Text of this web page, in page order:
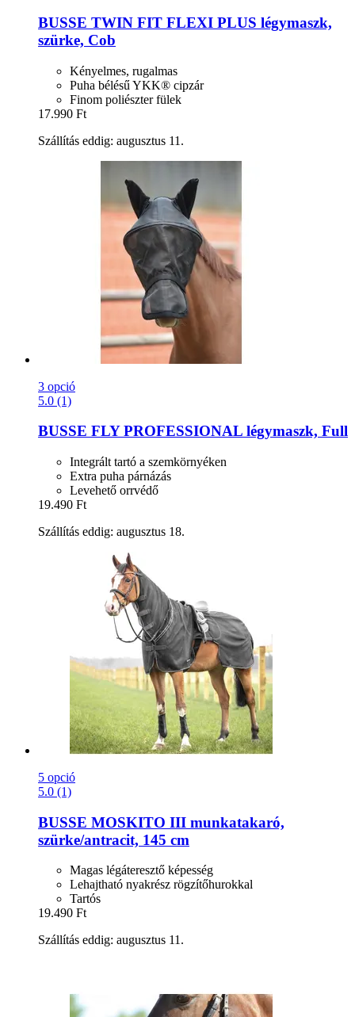
BUSSE TWIN FIT FLEXI PLUS légymaszk,
szürke, Cob
Kényelmes, rugalmas
Puha bélésű YKK® cipzár
Finom poliészter fülek
17.990 Ft
Szállítás eddig: augusztus 11.
3 opció
5.0 (1)
BUSSE FLY PROFESSIONAL légymaszk, Full
Integrált tartó a szemkörnyéken
Extra puha párnázás
Levehető orrvédő
19.490 Ft
Szállítás eddig: augusztus 18.
5 opció
5.0 (1)
BUSSE MOSKITO III munkatakaró,
szürke/antracit, 145 cm
Magas légáteresztő képesség
Lehajtható nyakrész rögzítőhurokkal
Tartós
19.490 Ft
Szállítás eddig: augusztus 11.